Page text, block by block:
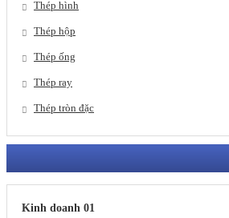
Thép hình
Thép hộp
Thép ống
Thép ray
Thép tròn đặc
Kinh doanh 01